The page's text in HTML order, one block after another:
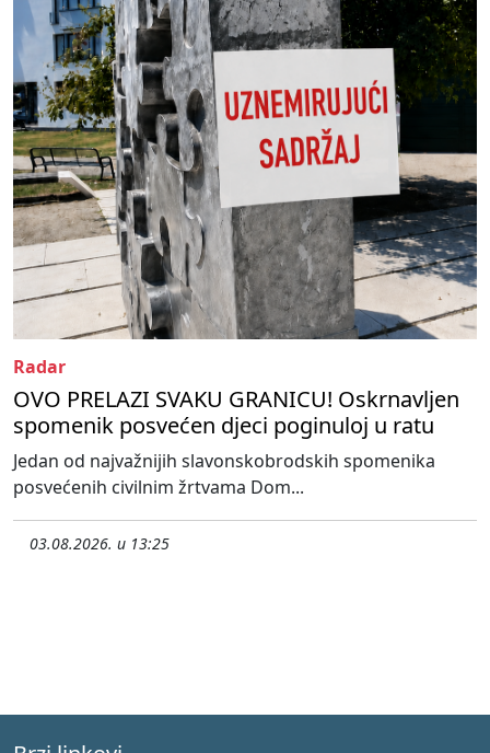
Radar
OVO PRELAZI SVAKU GRANICU! Oskrnavljen
spomenik posvećen djeci poginuloj u ratu
Jedan od najvažnijih slavonskobrodskih spomenika
posvećenih civilnim žrtvama Dom...
03.08.2026. u 13:25